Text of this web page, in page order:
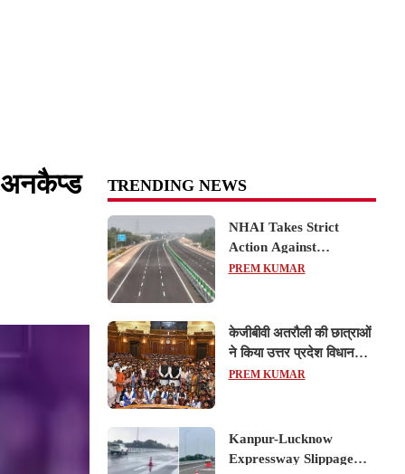
अनकैप्ड
TRENDING NEWS
NHAI Takes Strict
Action Against
Concessionaire,
Expressway Issues
PREM KUMAR
केजीबीवी अतरौली की छात्राओं
ने किया उत्तर प्रदेश विधानसभा
का शैक्षिक भ्रमण, लोकतांत्रिक
PREM KUMAR
Kanpur-Lucknow
Expressway Slippage